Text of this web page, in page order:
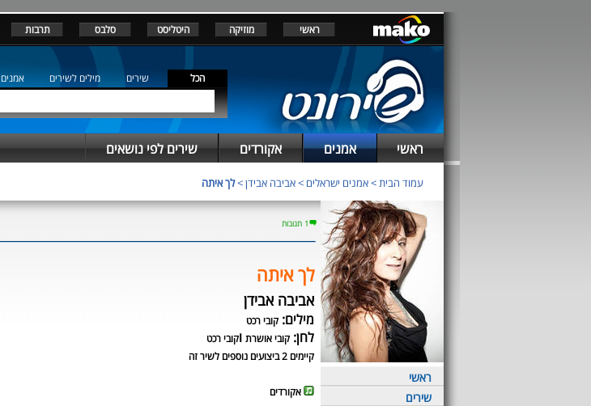
ראשי מוזיקה היטליסט סלבס תרבות
הכל שירים מילים לשירים אמנים
ראשי אמנים אקורדים שירים לפי נושאים
עמוד הבית>אמנים ישראלים >אביבה אבידן>לך איתה
ראשי
שירים
1 תגובות
לך איתה
אביבה אבידן
מילים: קובי רכט
לחן: קובי אושרת וקובי רכט
קיימים 2 ביצועים נוספים לשיר זה
אקורדים